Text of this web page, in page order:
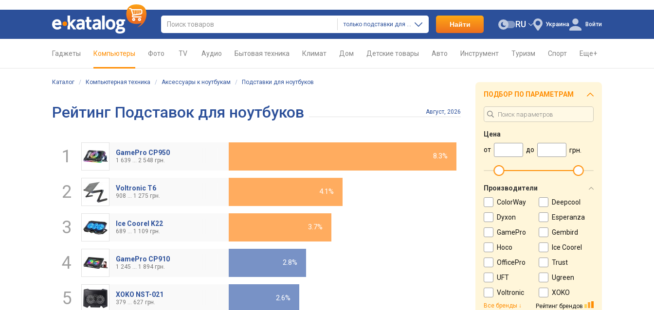
только подставки для ноутбуков Найти Украина
RU Войти
Гаджеты Компьютеры Фото TV Аудио Бытовая техника Климат Дом Детские товары Авто Инструмент Туризм Спорт Еще+
Каталог / Компьютерная техника / Аксессуары к ноутбукам / Подставки для ноутбуков
Рейтинг Подставок для ноутбуков Август, 2026
1 GamePro CP950
1 639 ... 2 548 грн. 8.3%
2 Voltronic T6
908 ... 1 275 грн. 4.1%
3 Ice Coorel K22
689 ... 1 109 грн. 3.7%
4 GamePro CP910
1 245 ... 1 894 грн. 2.8%
5 XOKO NST-021
379 ... 627 грн. 2.6%
ПОДБОР ПО ПАРАМЕТРАМ
Цена
от
до грн.
Производители
ColorWay
Deepcool
Dyxon
Esperanza
GamePro
Gembird
Hoco
Ice Coorel
OfficePro
Trust
UFT
Ugreen
Voltronic
XOKO
Рейтинг брендов
Все бренды